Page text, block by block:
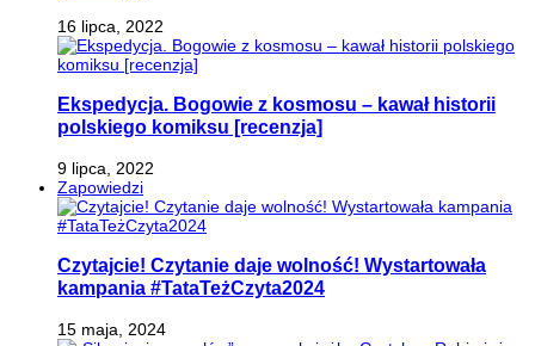
16 lipca, 2022
Ekspedycja. Bogowie z kosmosu – kawał historii
polskiego komiksu [recenzja]
9 lipca, 2022
Zapowiedzi
Czytajcie! Czytanie daje wolność! Wystartowała
kampania #TataTeżCzyta2024
15 maja, 2024